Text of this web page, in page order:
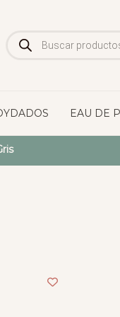
de
productos
EAU DE